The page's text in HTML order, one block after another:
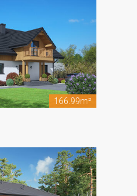
166.99m²